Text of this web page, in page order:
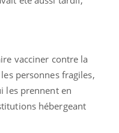
vacciner contre la
personnes fragiles,
les prennent en
hébergeant